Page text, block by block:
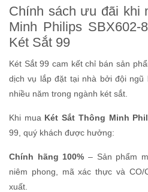
Chính sách ưu đãi khi
Minh Philips SBX602-
Két Sắt 99
Két Sắt 99 cam kết chỉ bán sản
dịch vụ lắp đặt tại nhà bởi đội ngũ
nhiều năm trong ngành két sắt.
Khi mua Két Sắt Thông Minh
99, quý khách được hưởng:
Chính hãng 100% – Sản phẩm
niêm phong, mã xác thực và
xuất.